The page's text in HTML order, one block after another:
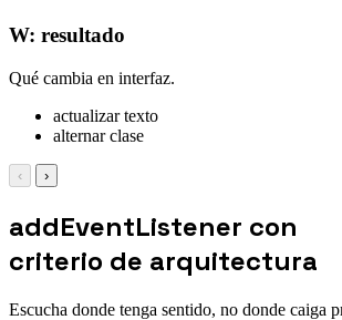
W: resultado
Qué cambia en interfaz.
actualizar texto
alternar clase
‹ ›
addEventListener con
criterio de arquitectura
Escucha donde tenga sentido, no donde caiga